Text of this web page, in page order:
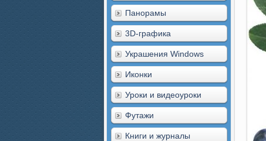
Панорамы
3D-графика
Украшения Windows
Иконки
Уроки и видеоуроки
Футажи
Книги и журналы